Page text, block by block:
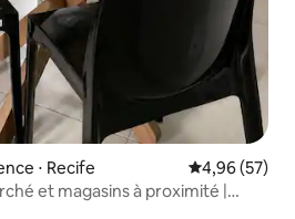
⋅ Recife Évaluation
4,96 (57)
et magasins à proximité |